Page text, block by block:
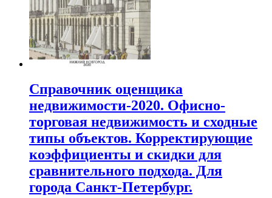
Справочник оценщика
недвижимости-2020. Офисно-
торговая недвижимость и сходные
типы объектов. Корректирующие
коэффициенты и скидки для
сравнительного подхода. Для
города Санкт-Петербург.